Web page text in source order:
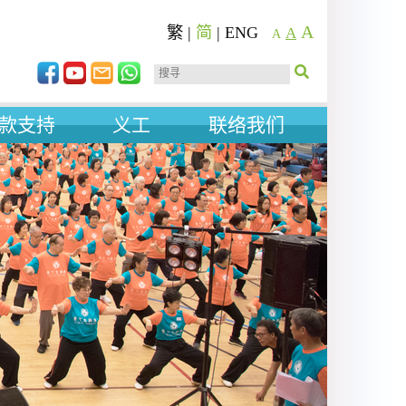
繁 | 简 | ENG A A A
支持 义工 联络我们